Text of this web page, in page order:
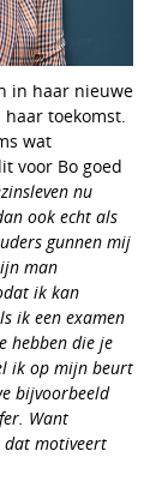
in haar nieuwe
toekomst.
wat
voor Bo goed
nu
ook echt als
gunnen mij
man
ik kan
ik een examen
hebben die je
ik op mijn beurt
bijvoorbeeld
Want
dat motiveert